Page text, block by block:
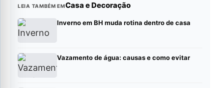
LEIA TAMBÉM EMCasa e Decoração
Inverno em BH muda rotina dentro de casa
Vazamento de água: causas e como evitar